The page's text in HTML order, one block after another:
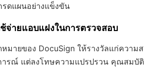
รดแผนอย่างแข็งขัน
จ่ายแอบแฝงในการตรวจสอบ
มายของ DocuSign ให้รางวัลแก่ความส
ารณ์ แต่ลงโทษความแปรปรวน คุณสมบัติ